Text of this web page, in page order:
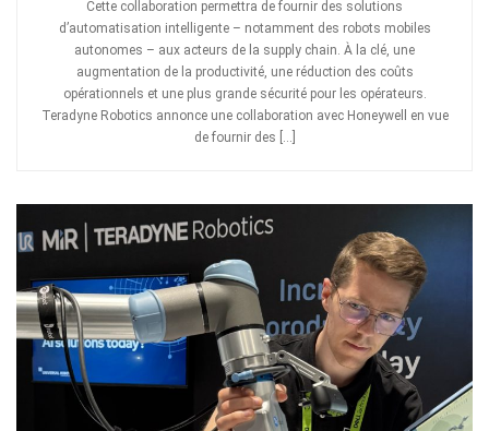
Cette collaboration permettra de fournir des solutions
d’automatisation intelligente – notamment des robots mobiles
autonomes – aux acteurs de la supply chain. À la clé, une
augmentation de la productivité, une réduction des coûts
opérationnels et une plus grande sécurité pour les opérateurs.
Teradyne Robotics annonce une collaboration avec Honeywell en vue
de fournir des […]